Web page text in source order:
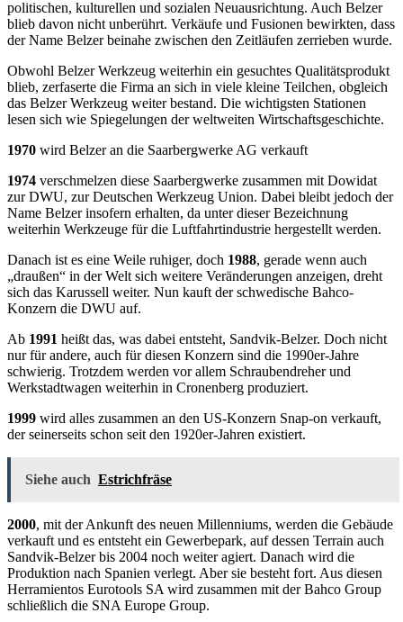
politischen, kulturellen und sozialen Neuausrichtung. Auch Belzer
blieb davon nicht unberührt. Verkäufe und Fusionen bewirkten, dass
der Name Belzer beinahe zwischen den Zeitläufen zerrieben wurde.
Obwohl Belzer Werkzeug weiterhin ein gesuchtes Qualitätsprodukt
blieb, zerfaserte die Firma an sich in viele kleine Teilchen, obgleich
das Belzer Werkzeug weiter bestand. Die wichtigsten Stationen
lesen sich wie Spiegelungen der weltweiten Wirtschaftsgeschichte.
1970 wird Belzer an die Saarbergwerke AG verkauft
1974 verschmelzen diese Saarbergwerke zusammen mit Dowidat
zur DWU, zur Deutschen Werkzeug Union. Dabei bleibt jedoch der
Name Belzer insofern erhalten, da unter dieser Bezeichnung
weiterhin Werkzeuge für die Luftfahrtindustrie hergestellt werden.
Danach ist es eine Weile ruhiger, doch 1988, gerade wenn auch
„draußen“ in der Welt sich weitere Veränderungen anzeigen, dreht
sich das Karussell weiter. Nun kauft der schwedische Bahco-
Konzern die DWU auf.
Ab 1991 heißt das, was dabei entsteht, Sandvik-Belzer. Doch nicht
nur für andere, auch für diesen Konzern sind die 1990er-Jahre
schwierig. Trotzdem werden vor allem Schraubendreher und
Werkstadtwagen weiterhin in Cronenberg produziert.
1999 wird alles zusammen an den US-Konzern Snap-on verkauft,
der seinerseits schon seit den 1920er-Jahren existiert.
Siehe auch Estrichfräse
2000, mit der Ankunft des neuen Millenniums, werden die Gebäude
verkauft und es entsteht ein Gewerbepark, auf dessen Terrain auch
Sandvik-Belzer bis 2004 noch weiter agiert. Danach wird die
Produktion nach Spanien verlegt. Aber sie besteht fort. Aus diesen
Herramientos Eurotools SA wird zusammen mit der Bahco Group
schließlich die SNA Europe Group.